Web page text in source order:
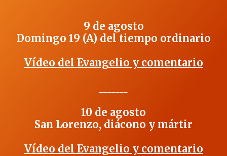
9 de agosto
Domingo 19 (A) del tiempo ordinario
Vídeo del Evangelio y comentario
10 de agosto
San Lorenzo, diácono y mártir
Vídeo del Evangelio y comentario